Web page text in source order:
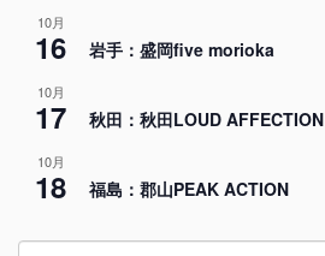
10月
16 岩手：盛岡five morioka
10月
17 秋田：秋田LOUD AFFECTION
10月
18 福島：郡山PEAK ACTION